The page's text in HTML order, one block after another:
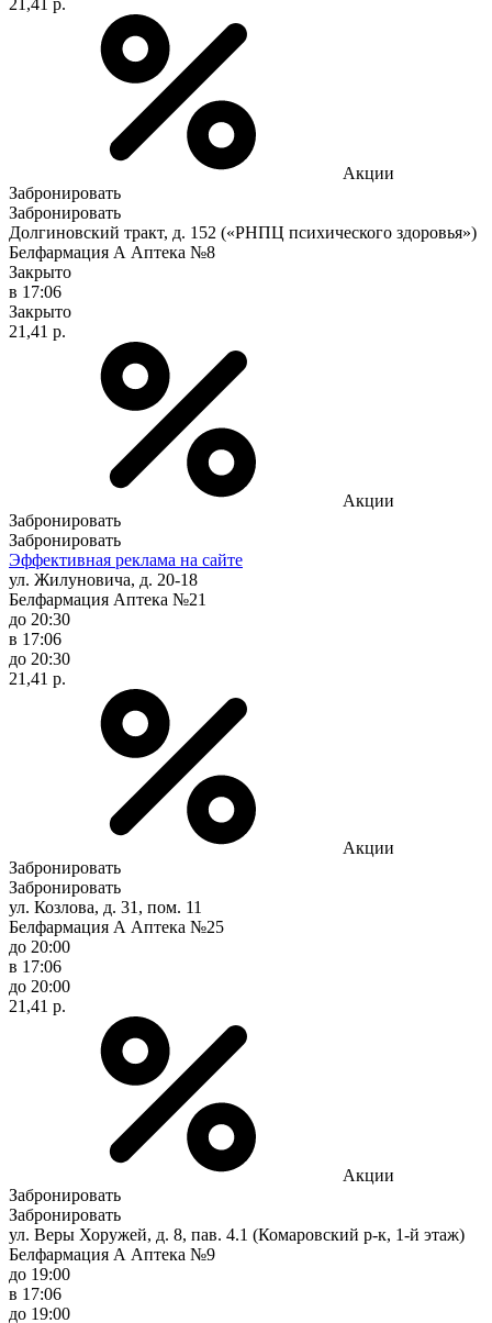
Акции
Забронировать
Забронировать
Долгиновский тракт, д. 152 («РНПЦ психического здоровья»)
Белфармация А Аптека №8
Закрыто
в 17:06
Закрыто
21,41 р.
Акции
Забронировать
Забронировать
Эффективная реклама на сайте
ул. Жилуновича, д. 20-18
Белфармация Аптека №21
до 20:30
в 17:06
до 20:30
21,41 р.
Акции
Забронировать
Забронировать
ул. Козлова, д. 31, пом. 11
Белфармация А Аптека №25
до 20:00
в 17:06
до 20:00
21,41 р.
Акции
Забронировать
Забронировать
ул. Веры Хоружей, д. 8, пав. 4.1 (Комаровский р-к, 1-й этаж)
Белфармация А Аптека №9
до 19:00
в 17:06
до 19:00